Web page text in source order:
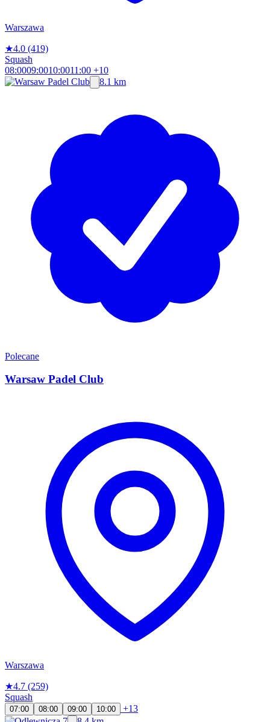
Warszawa
★4.0 (419)
Squash
08:0009:0010:0011:00 +10
8.1 km
Polecane
Warsaw Padel Club
Warszawa
★4.7 (259)
Squash
07:00 08:00 09:00 10:00
+13